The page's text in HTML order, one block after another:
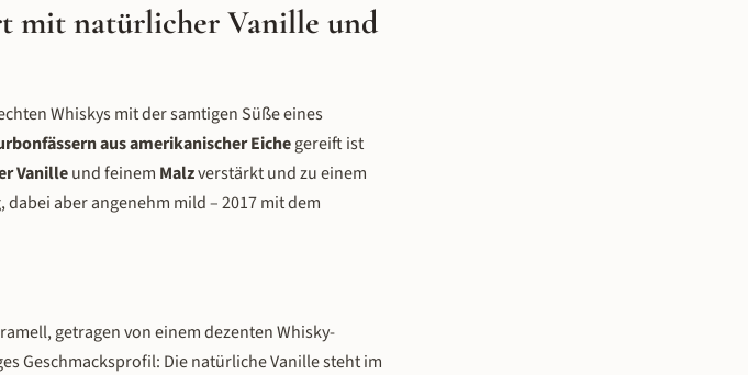
mit natürlicher Vanille und
Whiskys mit der samtigen Süße eines
aus amerikanischer Eichegereift ist
Vanilleund feinem Malzverstärkt und zu einem
aber angenehm mild – 2017 mit dem
getragen von einem dezenten Whisky-
Geschmacksprofil: Die natürliche Vanille steht im